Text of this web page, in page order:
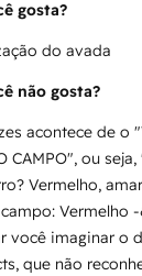
gosta?
do avada
não gosta?
acontece de o
CAMPO", ou
Vermelho,
Vermelho
você imaginar o
que não